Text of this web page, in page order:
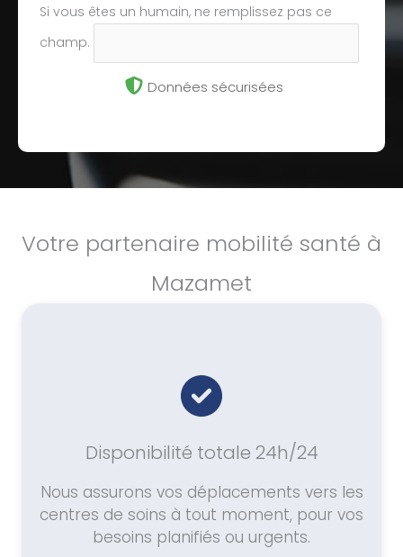
Si vous êtes un humain, ne remplissez pas ce
champ.
Données sécurisées
Votre partenaire mobilité santé à
Mazamet
Disponibilité totale 24h/24
Nous assurons vos déplacements vers les
centres de soins à tout moment, pour vos
besoins planifiés ou urgents.